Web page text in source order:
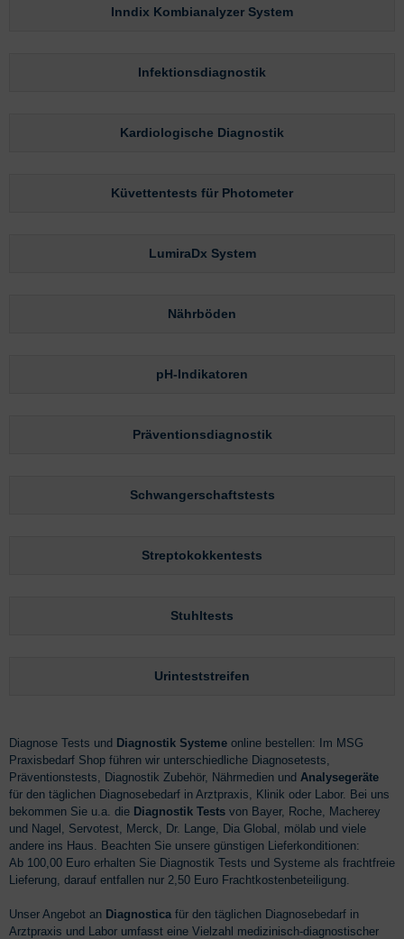
Inndix Kombianalyzer System
Infektionsdiagnostik
Kardiologische Diagnostik
Küvettentests für Photometer
LumiraDx System
Nährböden
pH-Indikatoren
Präventionsdiagnostik
Schwangerschaftstests
Streptokokkentests
Stuhltests
Urinteststreifen
Diagnose Tests und Diagnostik Systeme online bestellen: Im MSG
Praxisbedarf Shop führen wir unterschiedliche Diagnosetests,
Präventionstests, Diagnostik Zubehör, Nährmedien und Analysegeräte
für den täglichen Diagnosebedarf in Arztpraxis, Klinik oder Labor. Bei uns
bekommen Sie u.a. die Diagnostik Tests von Bayer, Roche, Macherey
und Nagel, Servotest, Merck, Dr. Lange, Dia Global, mölab und viele
andere ins Haus. Beachten Sie unsere günstigen Lieferkonditionen:
Ab 100,00 Euro erhalten Sie Diagnostik Tests und Systeme als frachtfreie
Lieferung, darauf entfallen nur 2,50 Euro Frachtkostenbeteiligung.
Unser Angebot an Diagnostica für den täglichen Diagnosebedarf in
Arztpraxis und Labor umfasst eine Vielzahl medizinisch-diagnostischer